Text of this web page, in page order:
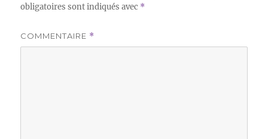
obligatoires sont indiqués avec *
COMMENTAIRE *